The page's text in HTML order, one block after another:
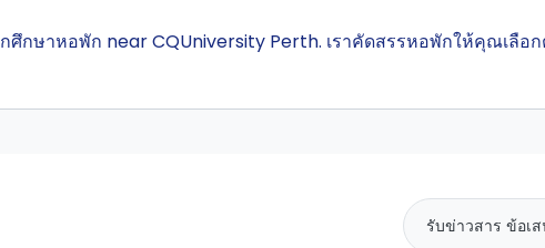
ศึกษาหอพัก near CQUniversity Perth. เราคัดสรรหอพักให้คุณเลือ